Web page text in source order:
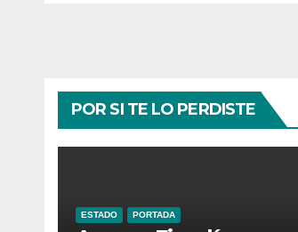
POR SI TE LO PERDISTE
ESTADO PORTADA